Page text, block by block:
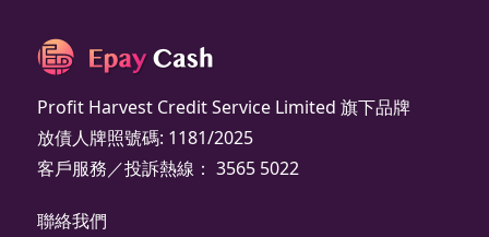
Profit Harvest Credit Service Limited 旗下品牌
放債人牌照號碼: 1181/2025
客戶服務／投訴熱線： 3565 5022
聯絡我們